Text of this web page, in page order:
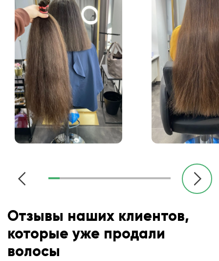
Отзывы наших клиентов,
которые уже продали
волосы